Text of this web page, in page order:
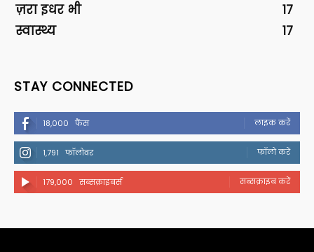
ज़रा इधर भी
17
स्वास्थ्य
17
STAY CONNECTED
18,000 फैंस लाइक करें
1,791 फॉलोवर फॉलो करें
179,000 सब्सक्राइबर्स सब्सक्राइब करें